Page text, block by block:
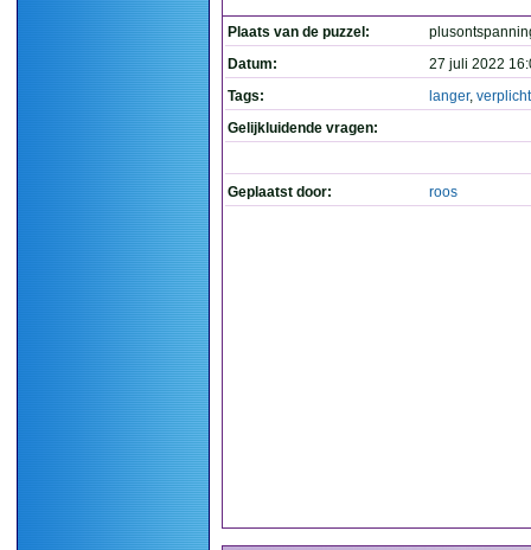
Plaats van de puzzel:
Datum:
27 juli 2022
Tags:
langer, verplicht
Gelijkluidende vragen:
Geplaatst door: roos